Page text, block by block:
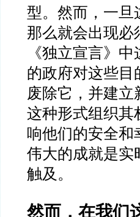
型。然而，一旦
那么就会出现必
《独立宣言》
的政府对这些目
废除它，并建
这种形式组织其
响他们的安全和
伟大的成就是实
触及。
然而，在我们